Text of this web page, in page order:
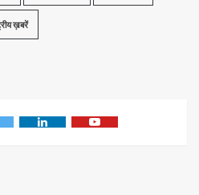
ख़बरें